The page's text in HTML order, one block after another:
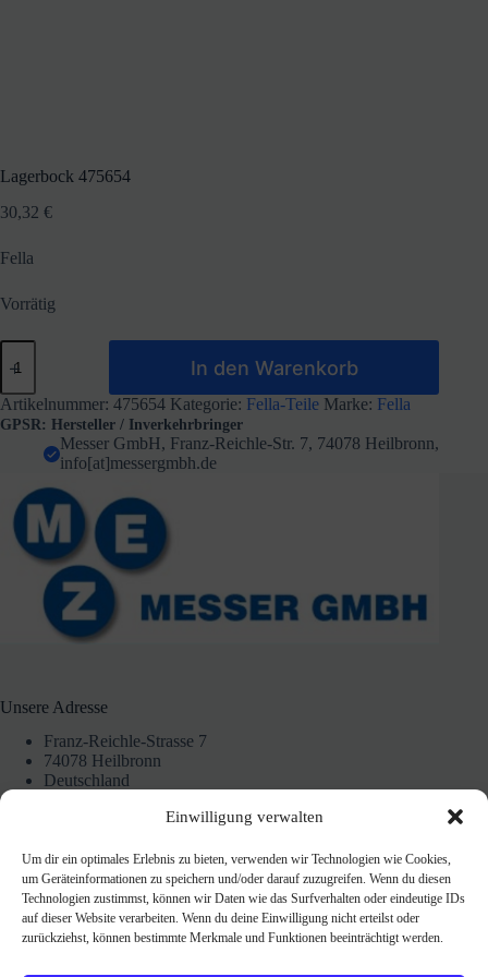
Einwilligung verwalten
Um dir ein optimales Erlebnis zu bieten, verwenden wir Technologien wie Cookies,
um Geräteinformationen zu speichern und/oder darauf zuzugreifen. Wenn du diesen
Technologien zustimmst, können wir Daten wie das Surfverhalten oder eindeutige IDs
auf dieser Website verarbeiten. Wenn du deine Einwilligung nicht erteilst oder
zurückziehst, können bestimmte Merkmale und Funktionen beeinträchtigt werden.
Lagerbock 475654
30,32 €
Fella
Vorrätig
Lagerbock
475654
In den Warenkorb
Artikelnummer: 475654 Kategorie: Fella-Teile Marke: Fella
GPSR: Hersteller / Inverkehrbringer
Messer GmbH, Franz-Reichle-Str. 7, 74078 Heilbronn,
info[at]messergmbh.de
Unsere Adresse
Franz-Reichle-Strasse 7
74078 Heilbronn
Deutschland
Unsere Ladenöffnungszeiten
nach Vereinbarung
einfach anrufen
oder Whatsapp